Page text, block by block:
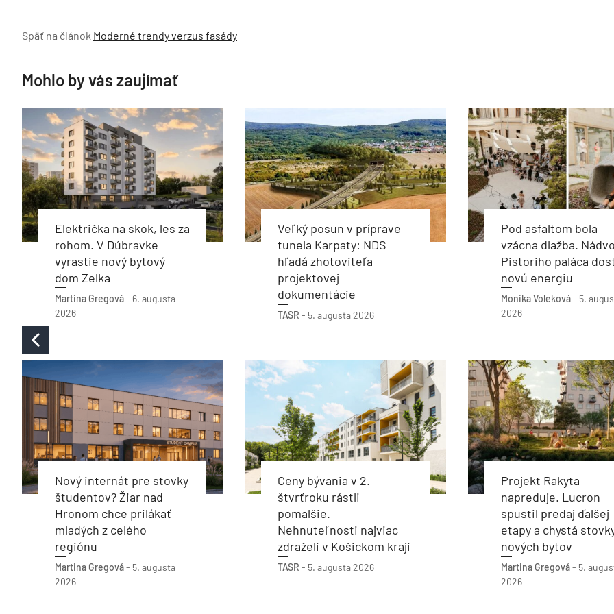
Späť na článok Moderné trendy verzus fasády
Mohlo by vás zaujímať
Električka na skok, les za
rohom. V Dúbravke
vyrastie nový bytový
dom Zelka
Martina Gregová- 6. augusta
2026
Veľký posun v príprave
tunela Karpaty: NDS
hľadá zhotoviteľa
projektovej
dokumentácie
TASR - 5. augusta 2026
Pod asfaltom bola
vzácna dlažba.
Pistoriho paláca
novú energiu
Monika Voleková- 5.
2026
Nový internát pre stovky
študentov? Žiar nad
Hronom chce prilákať
mladých z celého
regiónu
Martina Gregová- 5. augusta
2026
Ceny bývania v 2.
štvrťroku rástli
pomalšie.
Nehnuteľnosti najviac
zdraželi v Košickom kraji
TASR - 5. augusta 2026
Projekt Rakyta
napreduje. Lucron
spustil predaj ďalšej
etapy a chystá
nových bytov
Martina Gregová- 5.
2026